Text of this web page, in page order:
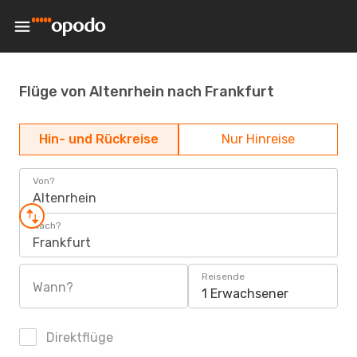
Flüge von Altenrhein nach Frankfurt
Hin- und Rückreise Nur Hinreise
Von?
Altenrhein
Nach?
Frankfurt
Wann?
Reisende
1 Erwachsener
Direktflüge